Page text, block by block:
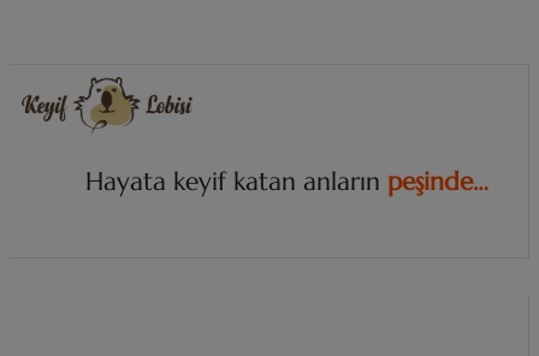
Hayata keyif katan anların peşinde…